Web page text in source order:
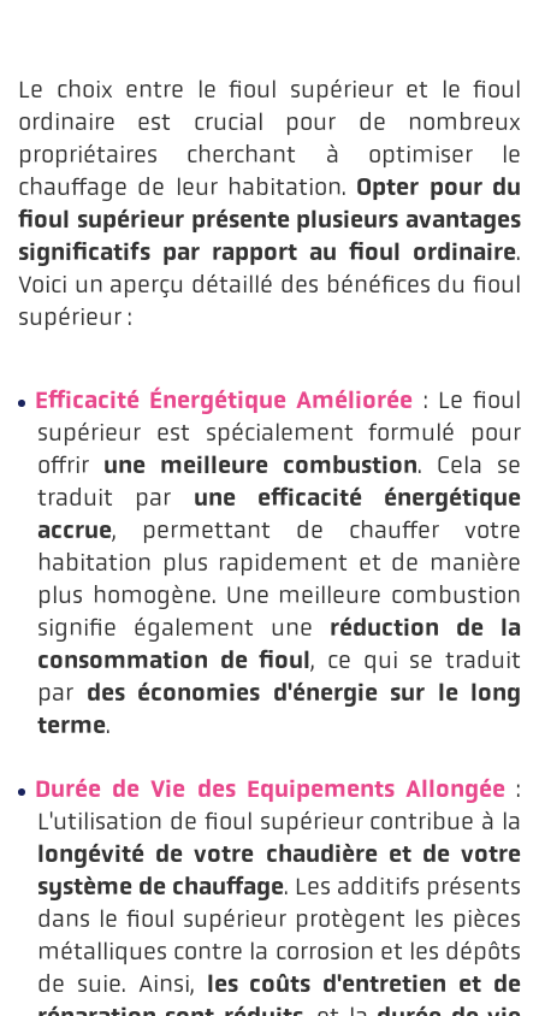
Le choix entre le fioul supérieur et le fioul
ordinaire est crucial pour de nombreux
propriétaires cherchant à optimiser le
chauffage de leur habitation. Opter pour du
fioul supérieur présente plusieurs avantages
significatifs par rapport au fioul ordinaire.
Voici un aperçu détaillé des bénéfices du fioul
supérieur :
Efficacité Énergétique Améliorée : Le fioul
supérieur est spécialement formulé pour
offrir une meilleure combustion. Cela se
traduit par une efficacité énergétique
accrue, permettant de chauffer votre
habitation plus rapidement et de manière
plus homogène. Une meilleure combustion
signifie également une réduction de la
consommation de fioul, ce qui se traduit
par des économies d'énergie sur le long
terme.
Durée de Vie des Equipements Allongée :
L'utilisation de fioul supérieur contribue à la
longévité de votre chaudière et de votre
système de chauffage. Les additifs présents
dans le fioul supérieur protègent les pièces
métalliques contre la corrosion et les dépôts
de suie. Ainsi, les coûts d'entretien et de